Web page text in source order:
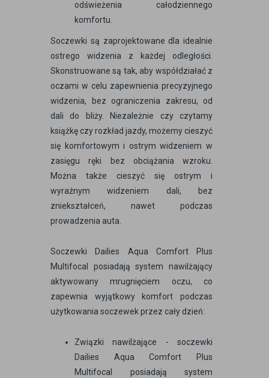
odświeżenia całodziennego
komfortu.
Soczewki są zaprojektowane dla idealnie
ostrego widzenia z każdej odległości.
Skonstruowane są tak, aby współdziałać z
oczami w celu zapewnienia precyzyjnego
widzenia, bez ograniczenia zakresu, od
dali do bliży. Niezależnie czy czytamy
książkę czy rozkład jazdy, możemy cieszyć
się komfortowym i ostrym widzeniem w
zasięgu ręki bez obciążania wzroku.
Można także cieszyć się ostrym i
wyraźnym widzeniem dali, bez
zniekształceń, nawet podczas
prowadzenia auta.
Soczewki Dailies Aqua Comfort Plus
Multifocal posiadają system nawilżający
aktywowany mrugnięciem oczu, co
zapewnia wyjątkowy komfort podczas
użytkowania soczewek przez cały dzień:
Związki nawilżające - soczewki
Dailies Aqua Comfort Plus
Multifocal posiadają system